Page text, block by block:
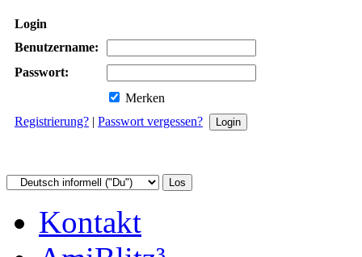
Login
Benutzername:
Passwort:
Merken
Registrierung? | Passwort vergessen?
Kontakt